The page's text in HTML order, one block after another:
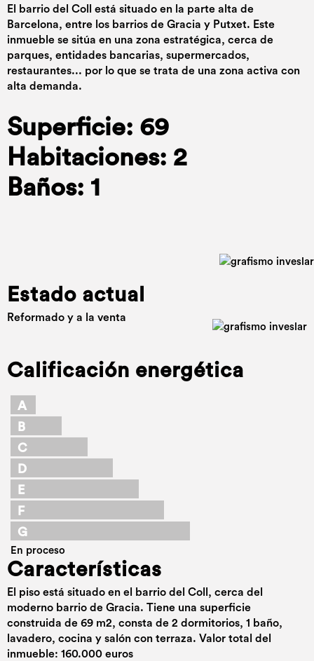
El barrio del Coll está situado en la parte alta de
Barcelona, entre los barrios de Gracia y Putxet. Este
inmueble se sitúa en una zona estratégica, cerca de
parques, entidades bancarias, supermercados,
restaurantes... por lo que se trata de una zona activa con
alta demanda.
Superficie: 69
Habitaciones: 2
Baños: 1
Estado actual
Reformado y a la venta
Calificación energética
A
B
C
D
E
F
G
En proceso
Características
El piso está situado en el barrio del Coll, cerca del
moderno barrio de Gracia. Tiene una superficie
construida de 69 m2, consta de 2 dormitorios, 1 baño,
lavadero, cocina y salón con terraza. Valor total del
inmueble: 160.000 euros